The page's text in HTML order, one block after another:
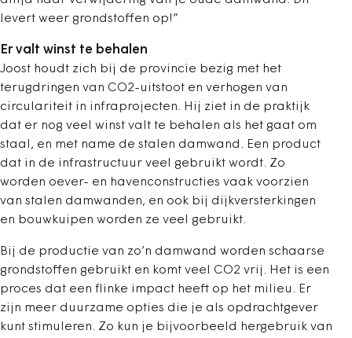
levert weer grondstoffen op!”
Er valt winst te behalen
Joost houdt zich bij de provincie bezig met het
terugdringen van CO2-uitstoot en verhogen van
circulariteit in infraprojecten. Hij ziet in de praktijk
dat er nog veel winst valt te behalen als het gaat om
staal, en met name de stalen damwand. Een product
dat in de infrastructuur veel gebruikt wordt. Zo
worden oever- en havenconstructies vaak voorzien
van stalen damwanden, en ook bij dijkversterkingen
en bouwkuipen worden ze veel gebruikt.
Bij de productie van zo’n damwand worden schaarse
grondstoffen gebruikt en komt veel CO2 vrij. Het is een
proces dat een flinke impact heeft op het milieu. Er
zijn meer duurzame opties die je als opdrachtgever
kunt stimuleren. Zo kun je bijvoorbeeld hergebruik van